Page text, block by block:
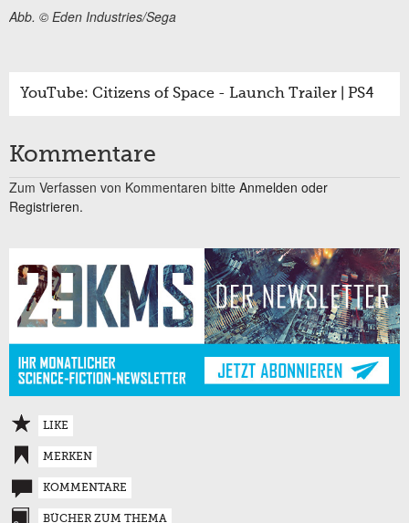
Abb. © Eden Industries/Sega
YouTube: Citizens of Space - Launch Trailer | PS4
Kommentare
Zum Verfassen von Kommentaren bitte Anmelden oder
Registrieren.
LIKE
MERKEN
KOMMENTARE
BÜCHER ZUM THEMA